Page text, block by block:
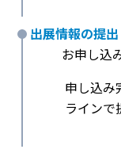
出展情報の提出
お申し込
申し込み
ラインで